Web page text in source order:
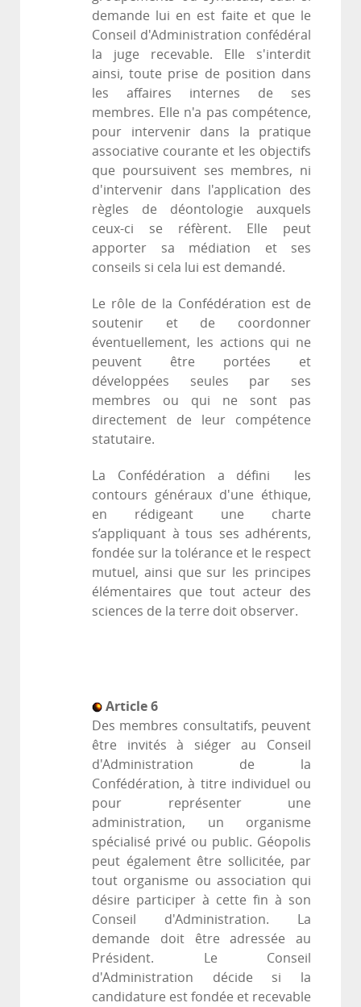
demande lui en est faite et que le
Conseil d'Administration confédéral
la juge recevable. Elle s'interdit
ainsi, toute prise de position dans
les affaires internes de ses
membres. Elle n'a pas compétence,
pour intervenir dans la pratique
associative courante et les objectifs
que poursuivent ses membres, ni
d'intervenir dans l'application des
règles de déontologie auxquels
ceux-ci se réfèrent. Elle peut
apporter sa médiation et ses
conseils si cela lui est demandé.
Le rôle de la Confédération est de
soutenir et de coordonner
éventuellement, les actions qui ne
peuvent être portées et
développées seules par ses
membres ou qui ne sont pas
directement de leur compétence
statutaire.
La Confédération a défini les
contours généraux d'une éthique,
en rédigeant une charte
s’appliquant à tous ses adhérents,
fondée sur la tolérance et le respect
mutuel, ainsi que sur les principes
élémentaires que tout acteur des
sciences de la terre doit observer.
Article 6
Des membres consultatifs, peuvent
être invités à siéger au Conseil
d'Administration de la
Confédération, à titre individuel ou
pour représenter une
administration, un organisme
spécialisé privé ou public. Géopolis
peut également être sollicitée, par
tout organisme ou association qui
désire participer à cette fin à son
Conseil d'Administration. La
demande doit être adressée au
Président. Le Conseil
d'Administration décide si la
candidature est fondée et recevable